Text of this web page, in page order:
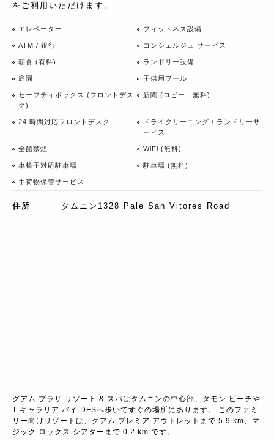
をご利用いただけます。
エレベーター フィットネス設備
ATM / 銀行 コンシェルジュ サービス
朝食 (有料) ランドリー設備
庭園 子供用プール
セーフティボックス (フロントデス
ク)
新聞 (ロビー、無料)
24 時間対応フロントデスク
ドライクリーニング / ランドリーサ
ービス
全館禁煙 WiFi (無料)
車椅子対応駐車場 駐車場 (無料)
手荷物保管サービス
住所 タムニン1328 Pale San Vitores Road
グアム プラザ リゾート & スパはタムニンの中心部、タモン ビーチや
T ギャラリア バイ DFSへ歩いてすぐの場所にあります。 このファミ
リー向けリゾートは、グアム プレミア アウトレットまで 5.9 km、マ
ジック ロックス シアターまで 0.2 km です。